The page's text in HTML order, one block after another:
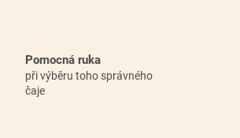
Pomocná ruka
při výběru toho správného
čaje